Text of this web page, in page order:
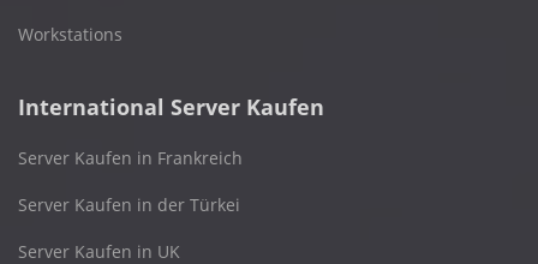
Workstations
International Server Kaufen
Server Kaufen in Frankreich
Server Kaufen in der Türkei
Server Kaufen in UK